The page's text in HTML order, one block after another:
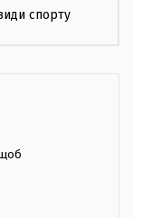
спорту
щоб